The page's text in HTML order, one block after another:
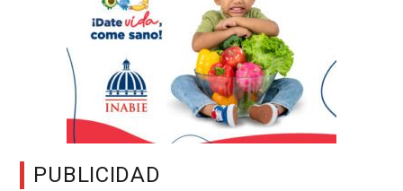
PUBLICIDAD